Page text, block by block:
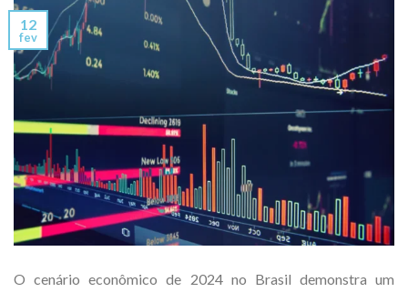
12
fev
O cenário econômico de 2024 no Brasil demonstra um